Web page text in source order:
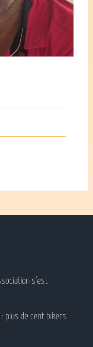
s’est
: plus de cent bikers